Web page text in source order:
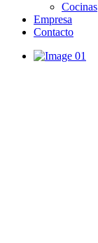
Cocinas
Empresa
Contacto